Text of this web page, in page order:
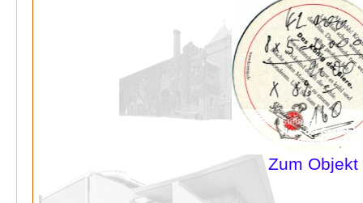
Zum Objekt